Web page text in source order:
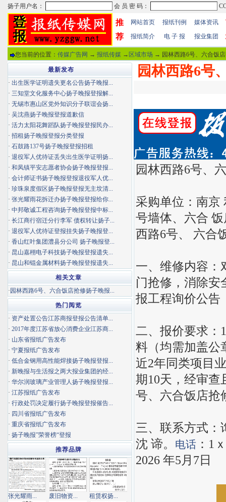
推
荐
网站首页 报纸刊例 媒体资讯
报纸简介 电 子 报 报业集团
您当前的位置： 传媒广告网 → 报纸传媒 → 区域市场 → 园林西路6号、六合饭
园林西路6号
园林西路6号、
采购单位：南京
号墙体、六合
西路6号、 六合
一、维修内容：
门抢修，消除安
报工程询价公告
二、报价要求：
料（均需加盖公
近2年同类项目
期10天，经审查
号、六合饭店抢
三、联系方式：
沈 谛。
电话 ：1
2026 年5月7日
最新发布
· 出生医学证明遗失更名公告扬子晚报...
· 三知堂文化服务中心扬子晚报登报解...
· 无锡市惠山区党外知识分子联谊会扬...
· 吴沈燕扬子晚报登报道歉信
· 活力太阳花舞蹈队扬子晚报登报民办...
· 招租扬子晚报登报分类登报
· 石鼓路137号扬子晚报登报招租
· 退役军人优待证丢失出生医学证明扬...
· 和凤镇平安志愿者协会扬子晚报登报...
· 会计师证书扬子晚报登报退役军人优...
· 珍珠泉度假区扬子晚报登报无主坟清...
· 张光耀雨花拆迁办扬子晚报登报给你...
· 中邦敬诚工程咨询扬子晚报登报中标...
· 长江商行宿迁分行李军 债权转让扬子...
· 退役军人优待证登报挂失扬子晚报登...
· 香山红叶集团澧县分公司 扬子晚报登...
· 昆山嘉栩电子科技扬子晚报登报遗失...
· 昆山和锟金属材料扬子晚报登报遗失...
相关文章
· 园林西路6号、六合饭店抢修扬子晚报...
热门阅览
· 资产处置公告江苏商报登报公告清单...
· 2017年度江苏省放心消费企业江苏商...
· 山东省报纸广告发布
· 宁夏报纸广告发布
· 低合金钢用高性能焊接扬子晚报登报...
· 新晚报与生活报之两大报业集团的经...
· 华尔润玻璃产业管理人扬子晚报登报...
· 江苏报纸广告发布
· 行政处罚决定履行扬子晚报登报催告...
· 四川省报纸广告发布
· 重庆省报纸广告发布
· 扬子晚报”荣誉榜“登报
推荐品牌
张光耀雨... 废旧物资... 租赁权扬...